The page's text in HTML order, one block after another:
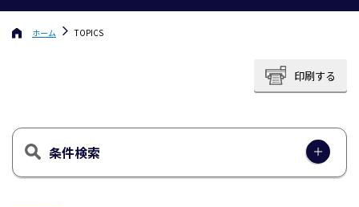
ホーム TOPICS
印刷する
条件検索